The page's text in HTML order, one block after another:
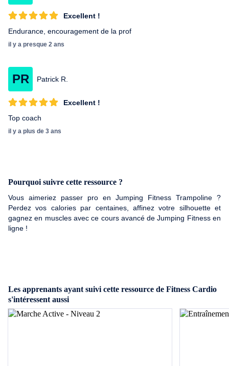
Excellent !
Endurance, encouragement de la prof
il y a presque 2 ans
PR Patrick R.
Excellent !
Top coach
il y a plus de 3 ans
Pourquoi suivre cette ressource ?
Vous aimeriez passer pro en Jumping Fitness Trampoline ?
Perdez vos calories par centaines, affinez votre silhouette et
gagnez en muscles avec ce cours avancé de Jumping Fitness en
ligne !
Les apprenants ayant suivi cette ressource de Fitness Cardio
s'intéressent aussi